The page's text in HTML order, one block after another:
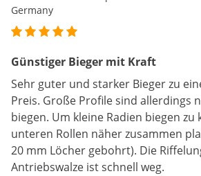
Germany
Günstiger Bieger mit Kraft
Sehr guter und starker Bieger zu
Preis. Große Profile sind allerdings
biegen. Um kleine Radien biegen zu
unteren Rollen näher zusammen
20 mm Löcher gebohrt). Die
Antriebswalze ist schnell weg.